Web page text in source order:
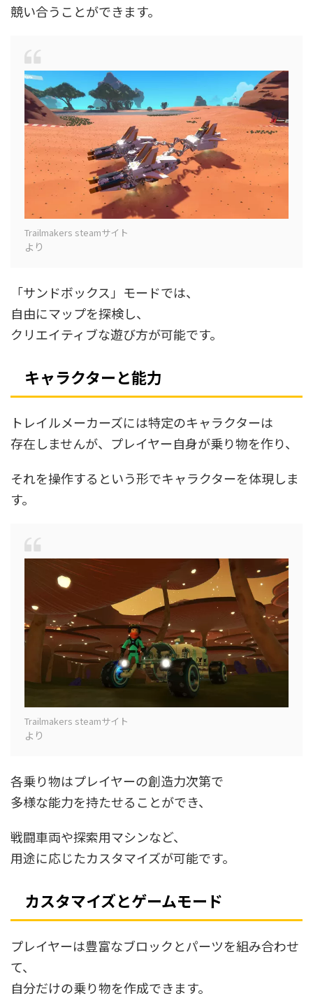
競い合うことができます。
Trailmakers steamサイト
より
「サンドボックス」モードでは、
自由にマップを探検し、
クリエイティブな遊び方が可能です。
キャラクターと能力
トレイルメーカーズには特定のキャラクターは
存在しませんが、プレイヤー自身が乗り物を作り、
それを操作するという形でキャラクターを体現しま
す。
Trailmakers steamサイト
より
各乗り物はプレイヤーの創造力次第で
多様な能力を持たせることができ、
戦闘車両や探索用マシンなど、
用途に応じたカスタマイズが可能です。
カスタマイズとゲームモード
プレイヤーは豊富なブロックとパーツを組み合わせ
て、
自分だけの乗り物を作成できます。